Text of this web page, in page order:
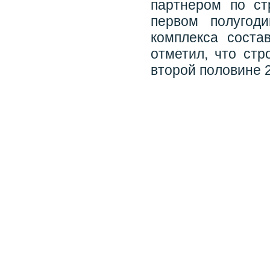
партнером по
первом
комплекса
отметил, что
второй половине